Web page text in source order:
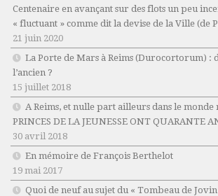
Centenaire en avançant sur des flots un peu
« fluctuant » comme dit la devise de la Ville (de
21 juin 2020
La Porte de Mars à Reims (Durocortorum) :
l’ancien ?
15 juillet 2018
A Reims, et nulle part ailleurs dans le monde
PRINCES DE LA JEUNESSE ONT QUARANTE
30 avril 2018
En mémoire de François Berthelot
19 mai 2017
Quoi de neuf au sujet du « Tombeau de